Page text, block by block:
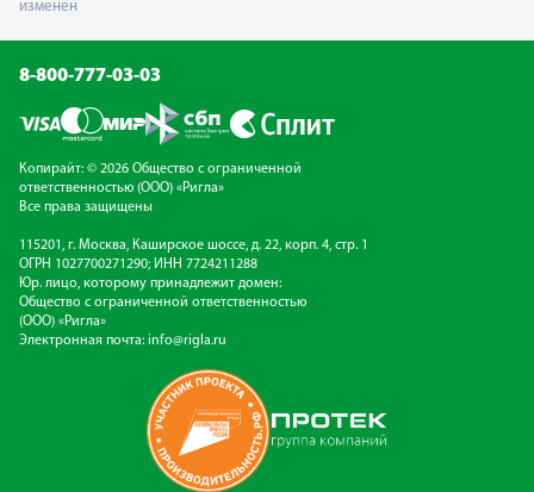
изменен
8-800-777-03-03
Копирайт: © 2026 Общество с ограниченной
ответственностью (ООО) «Ригла»
Все права защищены
115201, г. Москва, Каширское шоссе, д. 22, корп. 4, стр. 1
ОГРН 1027700271290; ИНН 7724211288
Юр. лицо, которому принадлежит домен:
Общество с ограниченной ответственностью
(ООО) «Ригла»
Электронная почта: info@rigla.ru